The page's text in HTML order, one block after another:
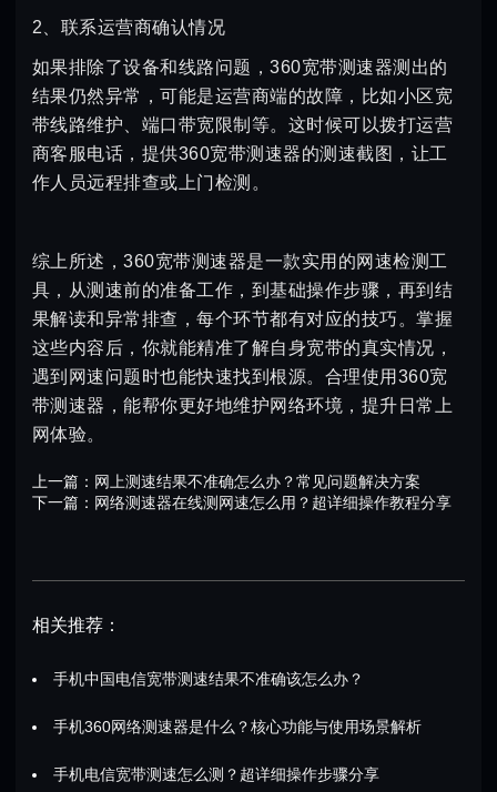
2、联系运营商确认情况
如果排除了设备和线路问题，360宽带测速器测出的
结果仍然异常，可能是运营商端的故障，比如小区宽
带线路维护、端口带宽限制等。这时候可以拨打运营
商客服电话，提供360宽带测速器的测速截图，让工
作人员远程排查或上门检测。
综上所述，360宽带测速器是一款实用的网速检测工
具，从测速前的准备工作，到基础操作步骤，再到结
果解读和异常排查，每个环节都有对应的技巧。掌握
这些内容后，你就能精准了解自身宽带的真实情况，
遇到网速问题时也能快速找到根源。合理使用360宽
带测速器，能帮你更好地维护网络环境，提升日常上
网体验。
上一篇： 网上测速结果不准确怎么办？常见问题解决方案
下一篇： 网络测速器在线测网速怎么用？超详细操作教程分享
相关推荐：
手机中国电信宽带测速结果不准确该怎么办？
手机360网络测速器是什么？核心功能与使用场景解析
手机电信宽带测速怎么测？超详细操作步骤分享